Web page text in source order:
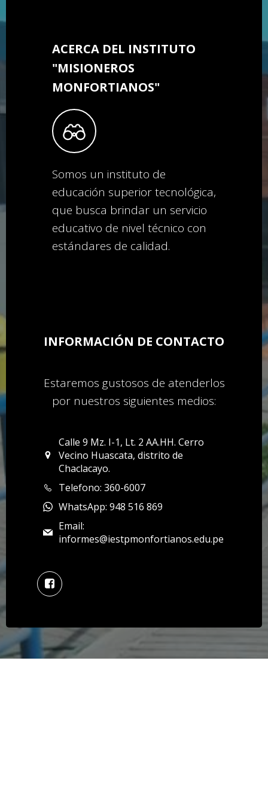
ACERCA DEL INSTITUTO
"MISIONEROS
MONFORTIANOS"
Somos un instituto de
educación superior tecnológica,
que busca brindar un servicio
educativo de nivel técnico con
estándares de calidad.
INFORMACIÓN DE CONTACTO
Estaremos gustosos de atenderlos
por nuestros siguientes medios:
Calle 9 Mz. I-1, Lt. 2 AA.HH. Cerro
Vecino Huascata, distrito de
Chaclacayo.
Telefono: 360-6007
WhatsApp: 948 516 869
Email:
informes@iestpmonfortianos.edu.pe